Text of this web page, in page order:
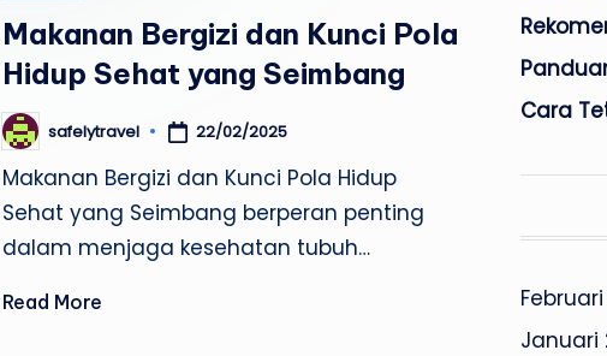
Makanan Bergizi dan Kunci Pola
Hidup Sehat yang Seimbang
Posted
by
safelytravel 22/02/2025
Makanan Bergizi dan Kunci Pola Hidup
Sehat yang Seimbang berperan penting
dalam menjaga kesehatan tubuh…
Read More
Cara
Januari